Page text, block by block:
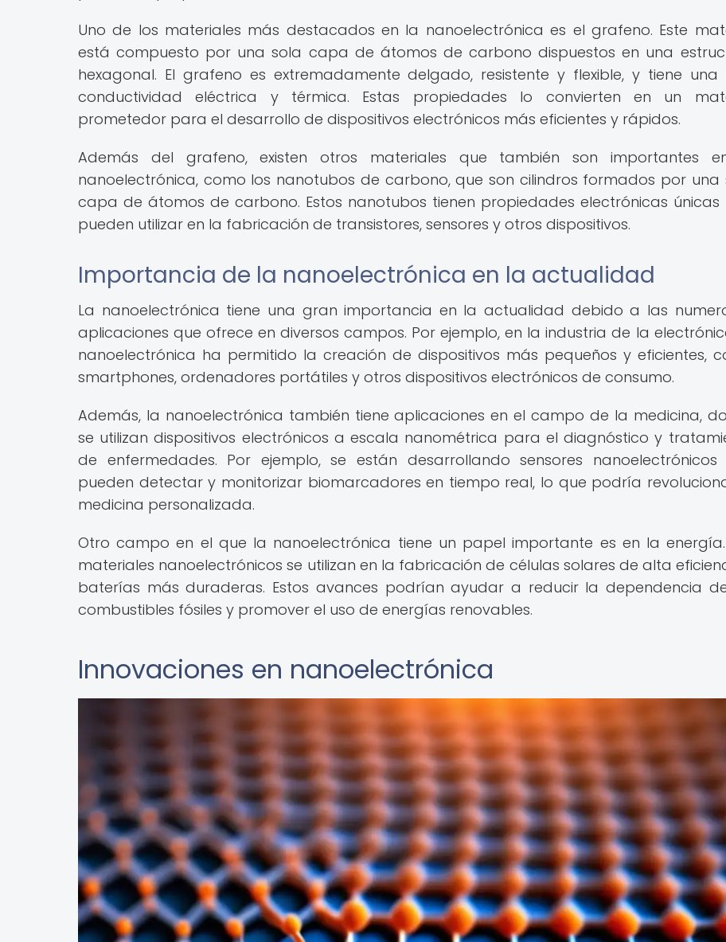
Uno de los materiales más destacados en la nanoelectrónica es el grafeno. Este
está compuesto por una sola capa de átomos de carbono dispuestos en una
hexagonal. El grafeno es extremadamente delgado, resistente y flexible, y tiene una
conductividad eléctrica y térmica. Estas propiedades lo convierten en un
prometedor para el desarrollo de dispositivos electrónicos más eficientes y rápidos.
Además del grafeno, existen otros materiales que también son importantes
nanoelectrónica, como los nanotubos de carbono, que son cilindros formados por una
capa de átomos de carbono. Estos nanotubos tienen propiedades electrónicas únicas
pueden utilizar en la fabricación de transistores, sensores y otros dispositivos.
Importancia de la nanoelectrónica en la actualidad
La nanoelectrónica tiene una gran importancia en la actualidad debido a las
aplicaciones que ofrece en diversos campos. Por ejemplo, en la industria de la
nanoelectrónica ha permitido la creación de dispositivos más pequeños y eficientes,
smartphones, ordenadores portátiles y otros dispositivos electrónicos de consumo.
Además, la nanoelectrónica también tiene aplicaciones en el campo de la medicina,
se utilizan dispositivos electrónicos a escala nanométrica para el diagnóstico y
de enfermedades. Por ejemplo, se están desarrollando sensores nanoelectrónicos
pueden detectar y monitorizar biomarcadores en tiempo real, lo que podría
medicina personalizada.
Otro campo en el que la nanoelectrónica tiene un papel importante es en la energía.
materiales nanoelectrónicos se utilizan en la fabricación de células solares de alta
baterías más duraderas. Estos avances podrían ayudar a reducir la dependencia
combustibles fósiles y promover el uso de energías renovables.
Innovaciones en nanoelectrónica